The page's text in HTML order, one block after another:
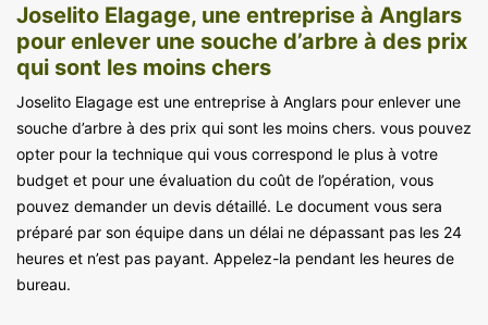
Joselito Elagage, une entreprise à Anglars
pour enlever une souche d’arbre à des prix
qui sont les moins chers
Joselito Elagage est une entreprise à Anglars pour enlever une
souche d’arbre à des prix qui sont les moins chers. vous pouvez
opter pour la technique qui vous correspond le plus à votre
budget et pour une évaluation du coût de l’opération, vous
pouvez demander un devis détaillé. Le document vous sera
préparé par son équipe dans un délai ne dépassant pas les 24
heures et n’est pas payant. Appelez-la pendant les heures de
bureau.